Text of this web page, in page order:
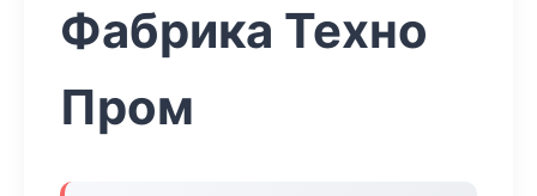
Фабрика Техно
Пром